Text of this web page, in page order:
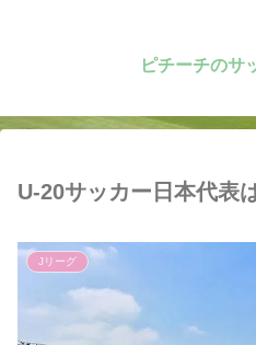
ピチーチのサ
U-20サッカー日本代表
Jリーグ